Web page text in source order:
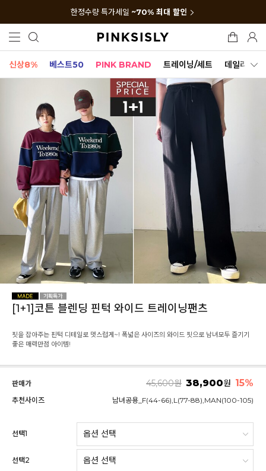
한정수량 특가세일 ~70% 최대 할인
신상8% 베스트50 PINK BRAND 트레이닝/세트 데일리세트
[1+1]코튼 블렌딩 핀턱 와이드 트레이닝팬츠
핏을 잡아주는 핀턱 디테일로 멋스럽게~! 폭넓은 사이즈의 와이드 핏으로 남녀모두 즐기기
좋은 매력만점 아이템!
판매가 45,600원 38,900원 15%
추천사이즈 남녀공용_F(44-66),L(77-88),MAN(100-105)
선택1
선택2